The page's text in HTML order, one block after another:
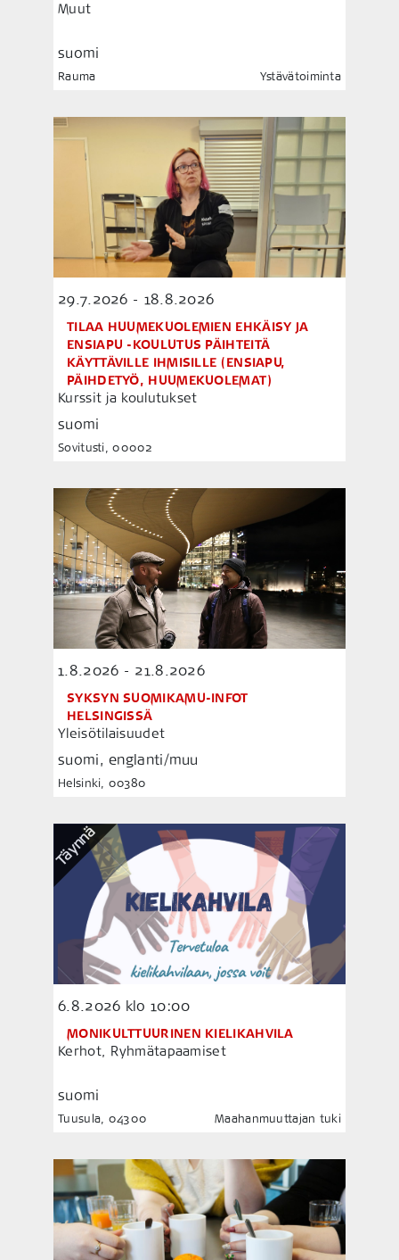
Muut
suomi
Rauma Ystävätoiminta
29.7.2026 - 18.8.2026
TILAA HUUMEKUOLEMIEN EHKÄISY JA
ENSIAPU -KOULUTUS PÄIHTEITÄ
KÄYTTÄVILLE IHMISILLE (ENSIAPU,
PÄIHDETYÖ, HUUMEKUOLEMAT)
Kurssit ja koulutukset
suomi
Sovitusti, 00002
1.8.2026 - 21.8.2026
SYKSYN SUOMIKAMU-INFOT
HELSINGISSÄ
Yleisötilaisuudet
suomi, englanti/muu
Helsinki, 00380
Täynnä
6.8.2026 klo 10:00
MONIKULTTUURINEN KIELIKAHVILA
Kerhot, Ryhmätapaamiset
suomi
Tuusula, 04300 Maahanmuuttajan tuki